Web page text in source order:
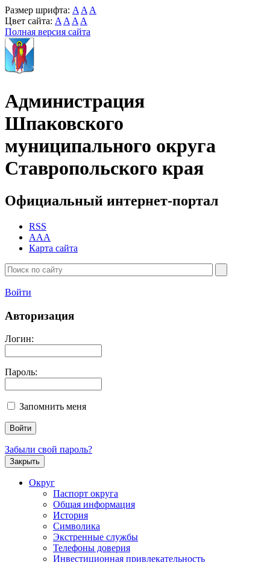
Размер шрифта: A A A
Цвет сайта: A A A A
Полная версия сайта
Администрация
Шпаковского
муниципального округа
Ставропольского края
Официальный интернет-портал
RSS
AAA
Карта сайта
Войти
Авторизация
Логин:
Пароль:
Запомнить меня
Забыли свой пароль?
Закрыть
Округ
Паспорт округа
Общая информация
История
Символика
Экстренные службы
Телефоны доверия
Инвестиционная привлекательность